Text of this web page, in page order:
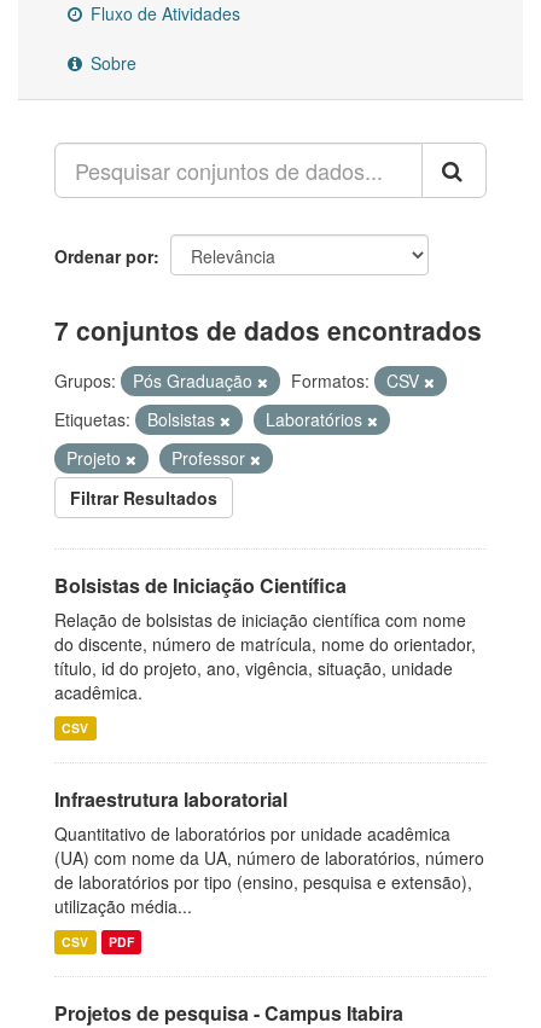
Fluxo de Atividades
Sobre
Ordenar por
7 conjuntos de dados encontrados
Grupos: Pós Graduação Formatos:
CSV
Etiquetas:
Bolsistas
Laboratórios
Projeto
Professor
Filtrar Resultados
Bolsistas de Iniciação Científica
Relação de bolsistas de iniciação científica com nome
do discente, número de matrícula, nome do orientador,
título, id do projeto, ano, vigência, situação, unidade
acadêmica.
CSV
Infraestrutura laboratorial
Quantitativo de laboratórios por unidade acadêmica
(UA) com nome da UA, número de laboratórios, número
de laboratórios por tipo (ensino, pesquisa e extensão),
utilização média...
CSV PDF
Projetos de pesquisa - Campus Itabira